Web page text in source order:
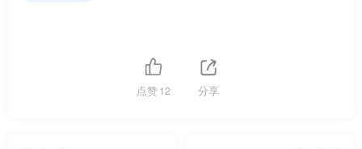
点赞12 分享